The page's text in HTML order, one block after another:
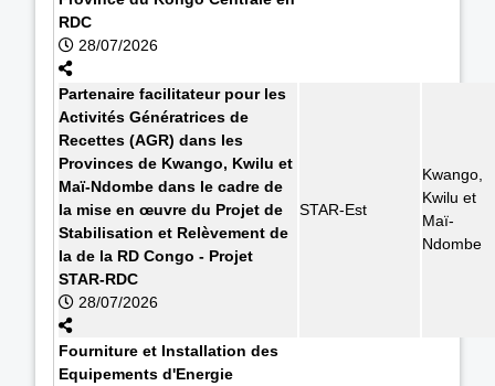
RDC
28/07/2026
Partenaire facilitateur pour les
Activités Génératrices de
Recettes (AGR) dans les
Provinces de Kwango, Kwilu et
Maï-Ndombe dans le cadre de
la mise en œuvre du Projet de
Stabilisation et Relèvement de
la de la RD Congo - Projet
STAR-RDC
28/07/2026
STAR-Est
Kwango,
Kwilu et
Maï-
Ndombe
Fourniture et Installation des
Equipements d'Energie